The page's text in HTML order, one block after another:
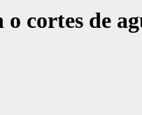
cortes de